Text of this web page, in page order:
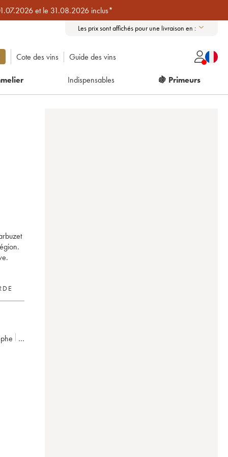
et le 31.08.2026 inclus*
Les prix sont affichés pour une livraison en :
Cote des vins Guide des vins
Indispensables 🍇 Primeurs